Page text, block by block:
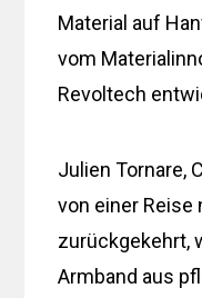
Material auf
vom
Revoltech
Julien Tornare,
von einer Reise
zurückgekehrt,
Armband aus